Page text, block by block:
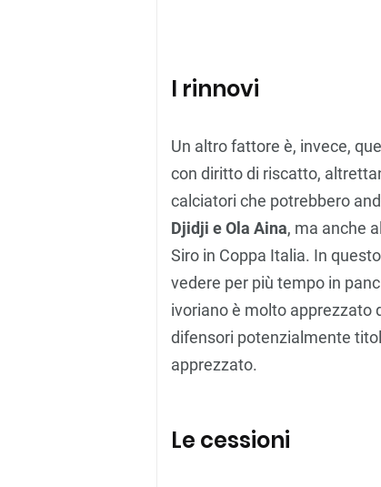
I rinnovi
Un altro fattore è, invece,
con diritto di riscatto,
calciatori che potrebbero
Djidji e Ola Aina, ma anche
Siro in Coppa Italia. In
vedere per più tempo in
ivoriano è molto apprezzato
difensori potenzialmente
apprezzato.
Le cessioni